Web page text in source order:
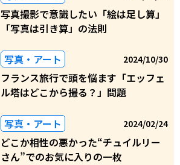
写真撮影で意識したい「絵は足し算」
「写真は引き算」の法則
写真・アート 2024/10/30
フランス旅行で頭を悩ます「エッフェ
ル塔はどこから撮る？」問題
写真・アート 2024/02/24
どこか相性の悪かった“チュイルリー
さん”でのお気に入りの一枚